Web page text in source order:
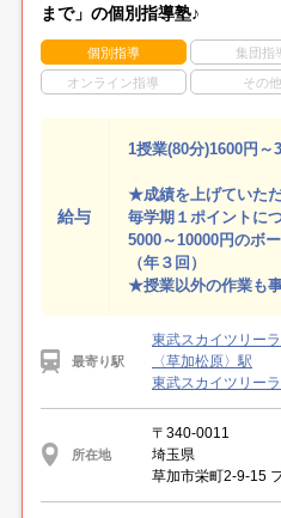
まで」の個別指導塾♪
個別指導 集団指
オンライン指導 その他
給与
1授業(80分)1600円～
★成績を上げていただ
毎学期１ポイントに
5000～10000円のボ
（年３回）
★授業以外の作業も事
最寄り駅
東武スカイツリー
〈草加松原〉駅
東武スカイツリー
所在地
〒340-0011
埼玉県
草加市栄町2-9-15